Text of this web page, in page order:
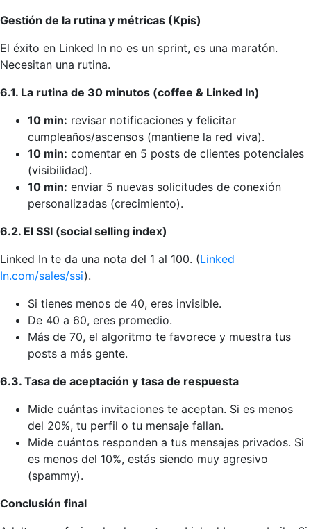
Gestión de la rutina y métricas (Kpis)
El éxito en Linked In no es un sprint, es una maratón.
Necesitan una rutina.
6.1. La rutina de 30 minutos (coffee & Linked In)
10 min: revisar notificaciones y felicitar
cumpleaños/ascensos (mantiene la red viva).
10 min: comentar en 5 posts de clientes potenciales
(visibilidad).
10 min: enviar 5 nuevas solicitudes de conexión
personalizadas (crecimiento).
6.2. El SSI (social selling index)
Linked In te da una nota del 1 al 100. (Linked
In.com/sales/ssi).
Si tienes menos de 40, eres invisible.
De 40 a 60, eres promedio.
Más de 70, el algoritmo te favorece y muestra tus
posts a más gente.
6.3. Tasa de aceptación y tasa de respuesta
Mide cuántas invitaciones te aceptan. Si es menos
del 20%, tu perfil o tu mensaje fallan.
Mide cuántos responden a tus mensajes privados. Si
es menos del 10%, estás siendo muy agresivo
(spammy).
Conclusión final